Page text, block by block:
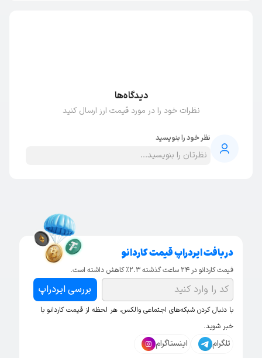
دیدگاه‌ها
نظرات خود را در مورد قیمت ارز ارسال کنید
نظر خود را بنویسید
دریافت ایردراپ قیمت کاردانو
قیمت کاردانو در ۲۴ ساعت گذشته 2.3% کاهش داشته است.
بررسی ایردراپ
با دنبال کردن شبکه‌های اجتماعی والکس، هر لحظه از قیمت کاردانو با
خبر شوید.
تلگرام اینستاگرام